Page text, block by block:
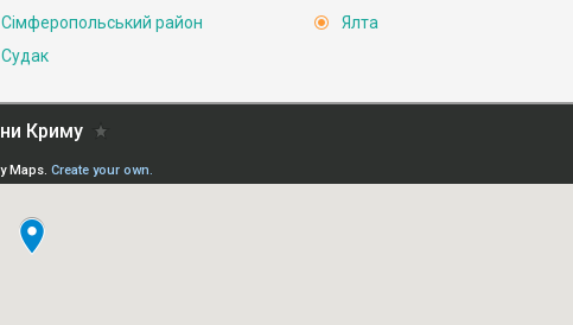
Сімферопольський район
Судак
Ялта